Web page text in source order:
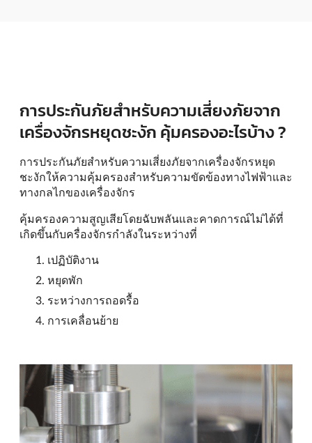
การประกันภัยสำหรับความเสี่ยงภัยจาก
เครื่องจักรหยุดชะงัก คุ้มครองอะไรบ้าง ?
การประกันภัยสำหรับความเสี่ยงภัยจากเครื่องจักรหยุด
ชะงักให้ความคุ้มครองสำหรับความขัดข้องทางไฟฟ้าและ
ทางกลไกของเครื่องจักร
คุ้มครองความสูญเสียโดยฉับพลันและคาดการณ์ไม่ได้ที่
เกิดขึ้นกับครื่องจักรกำลังในระหว่างที่
เปฏิบัติงาน
หยุดพัก
ระหว่างการถอดรื้อ
การเคลื่อนย้าย